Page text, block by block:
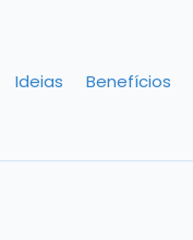
Ideias Benefícios